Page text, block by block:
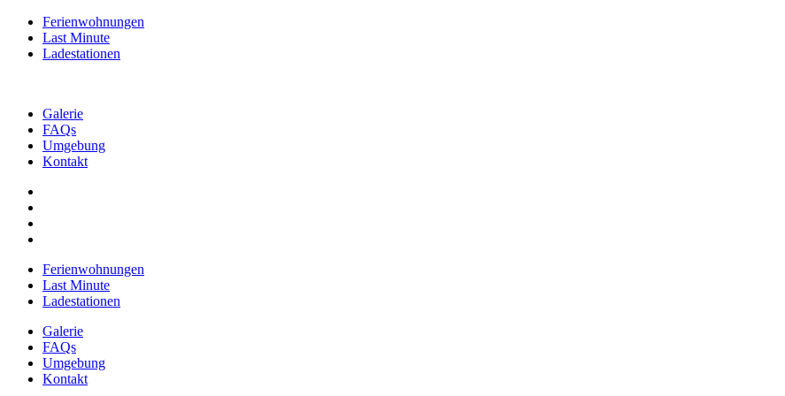
Ferienwohnungen
Last Minute
Ladestationen
Galerie
FAQs
Umgebung
Kontakt
Ferienwohnungen
Last Minute
Ladestationen
Galerie
FAQs
Umgebung
Kontakt